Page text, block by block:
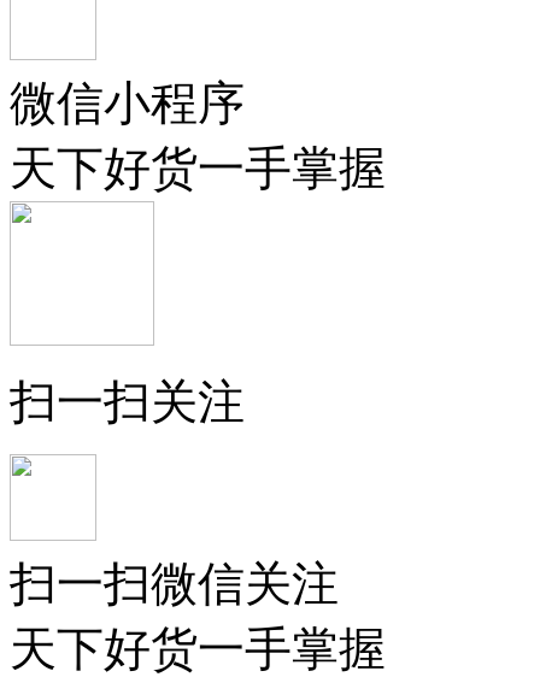
微信小程序
天下好货一手掌握
扫一扫关注
扫一扫微信关注
天下好货一手掌握